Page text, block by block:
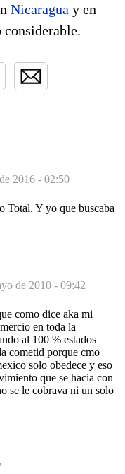
Nicaragua y en
2016 - 02:50
Total. Y yo que buscaba
de 2010 - 09:42
como dice aka mi
en toda la
al 100 % estados
cometid porque cmo
solo obedece y eso
que se hacia con
se le cobrava ni un solo